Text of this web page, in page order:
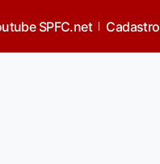
SPFC.net Cadastro